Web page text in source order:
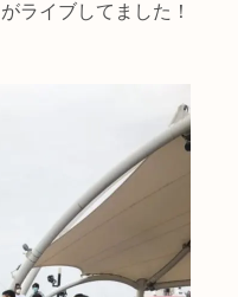
ライブしてました！